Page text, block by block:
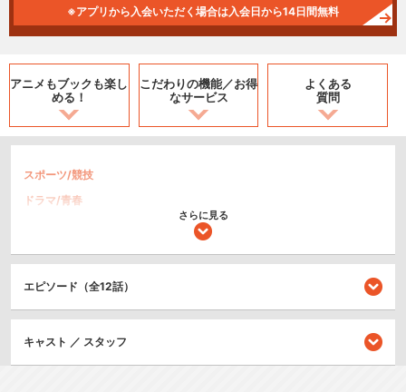
※アプリから入会いただく場合は入会日から14日間無料
アニメもブックも楽し
める！
こだわりの機能／お得
なサービス
よくある
質問
スポーツ/競技
ドラマ/青春
魔法少女リリカルなのは
さらに見る
エピソード（全12話）
キャスト ／ スタッフ